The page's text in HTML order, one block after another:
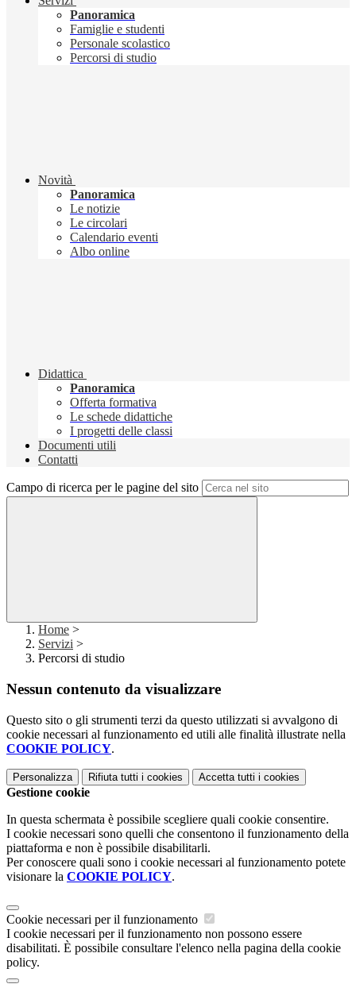
Panoramica
Famiglie e studenti
Personale scolastico
Percorsi di studio
Novità
Panoramica
Le notizie
Le circolari
Calendario eventi
Albo online
Didattica
Panoramica
Offerta formativa
Le schede didattiche
I progetti delle classi
Documenti utili
Contatti
Campo di ricerca per le pagine del sito
Home >
Servizi >
Percorsi di studio
Nessun contenuto da visualizzare
Questo sito o gli strumenti terzi da questo utilizzati si avvalgono di
cookie necessari al funzionamento ed utili alle finalità illustrate nella
COOKIE POLICY.
Personalizza Rifiuta tutti i cookies Accetta tutti i cookies
Gestione cookie
In questa schermata è possibile scegliere quali cookie consentire.
I cookie necessari sono quelli che consentono il funzionamento della
piattaforma e non è possibile disabilitarli.
Per conoscere quali sono i cookie necessari al funzionamento potete
visionare la COOKIE POLICY.
Cookie necessari per il funzionamento
I cookie necessari per il funzionamento non possono essere
disabilitati. È possibile consultare l'elenco nella pagina della cookie
policy.